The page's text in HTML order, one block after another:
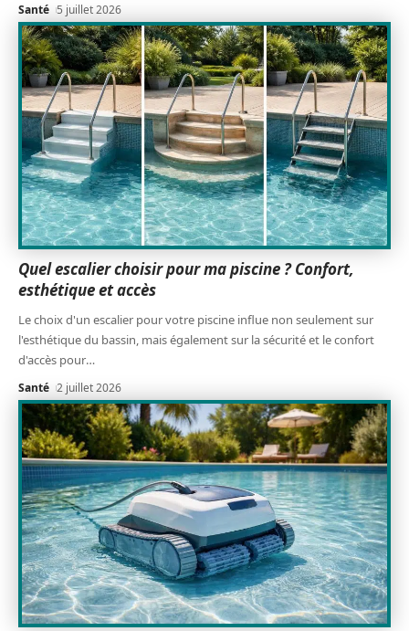
Santé 5 juillet 2026
Quel escalier choisir pour ma piscine ? Confort,
esthétique et accès
Le choix d'un escalier pour votre piscine influe non seulement sur
l'esthétique du bassin, mais également sur la sécurité et le confort
d'accès pour…
Santé 2 juillet 2026